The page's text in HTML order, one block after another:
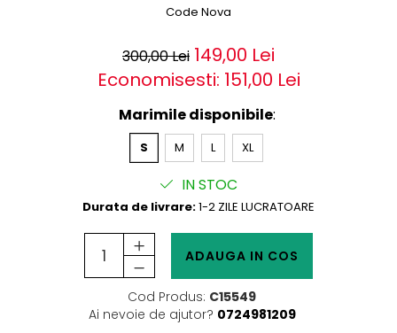
Code Nova
300,00 Lei 149,00 Lei
Economisesti: 151,00 Lei
Marimile disponibile:
S M L XL
IN STOC
Durata de livrare:1-2 ZILE LUCRATOARE
ADAUGA IN COS
Cod Produs: C15549
Ai nevoie de ajutor? 0724981209